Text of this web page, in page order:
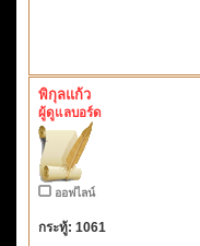
พิกุลแก้ว
ผู้ดูแลบอร์ด
ออฟไลน์
กระทู้: 1061